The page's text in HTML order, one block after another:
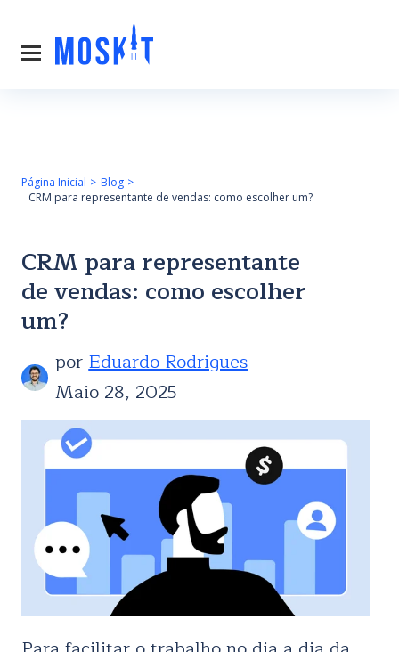
Página Inicial
Blog
CRM para representante de vendas: como escolher um?
CRM para representante
de vendas: como escolher
um?
porEduardo Rodrigues
Maio 28, 2025